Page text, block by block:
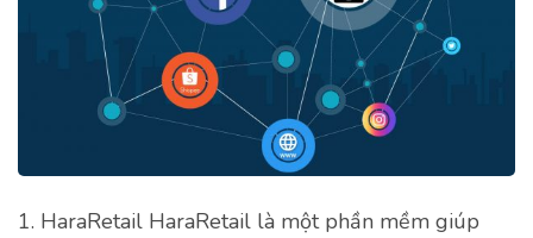
1. HaraRetail HaraRetail là một phần mềm giúp